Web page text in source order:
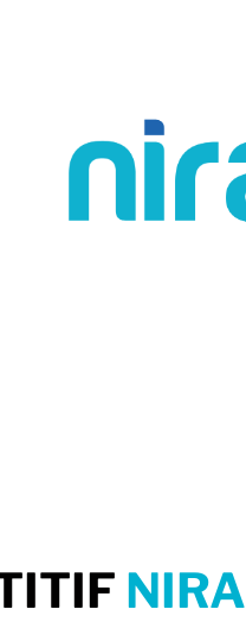
NIRA